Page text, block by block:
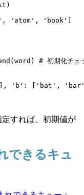
)
' , ' atom ' , ' book '
( word ) # 初期化チェ
'b': ['bat',
定すれば、初期値が
できるキュ